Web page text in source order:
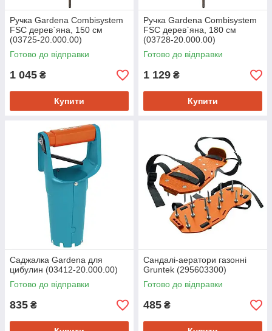
Ручка Gardena Combisystem
FSC дерев`яна, 150 см
(03725-20.000.00)
Готово до відправки
1 045 ₴
Купити
Ручка Gardena Combisystem
FSC дерев`яна, 180 см
(03728-20.000.00)
Готово до відправки
1 129 ₴
Купити
Саджалка Gardena для
цибулин (03412-20.000.00)
Готово до відправки
835 ₴
Сандалі-аератори газонні
Gruntek (295603300)
Готово до відправки
485 ₴